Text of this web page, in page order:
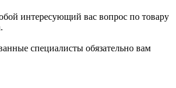
интересующий вас вопрос по товару
специалисты обязательно вам